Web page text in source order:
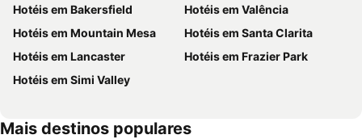
Hotéis em Bakersfield
Hotéis em Valência
Hotéis em Mountain Mesa
Hotéis em Santa Clarita
Hotéis em Lancaster
Hotéis em Frazier Park
Hotéis em Simi Valley
Mais destinos populares